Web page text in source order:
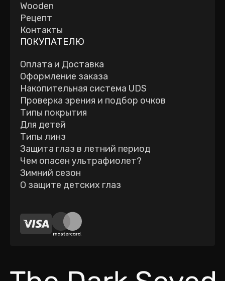
Wooden
Рецепт
Контакты
ПОКУПАТЕЛЮ
Оплата и Доставка
Оформление заказа
Накопительная система UDS
Проверка зрения и подбор очков
Типы покрытия
Для детей
Типы линз
Защита глаз в летний период
Чем опасен ультрафиолет?
Зимний сезон
О защите детских глаз